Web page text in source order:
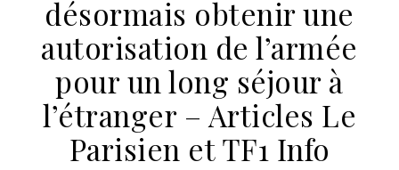
désormais obtenir une
autorisation de l’armée
pour un long séjour à
l’étranger – Articles Le
Parisien et TF1 Info